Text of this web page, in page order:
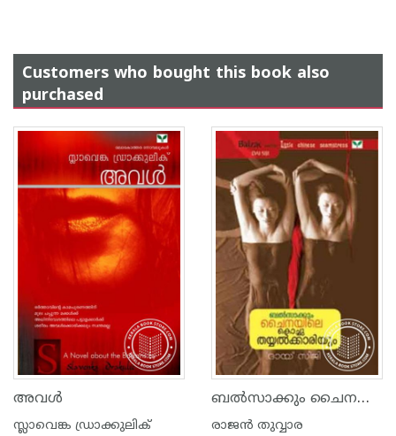
Customers who bought this book also
purchased
അവള്‍
സ്ലാവെങ്ക ഡ്രാക്കുലിക്
ബല്‍സാക്കും ചൈനയിലെ കൊച്ചുതയ്യല്‍ക്കാരിയും
രാജ‌ന്‍ തുവ്വാര